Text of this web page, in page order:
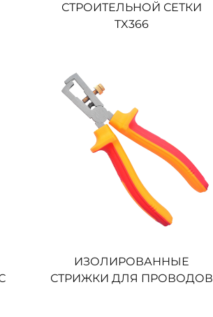
СТРОИТЕЛЬНОЙ СЕТКИ
TX366
ИЗОЛИРОВАННЫЕ
СТРИЖКИ ДЛЯ ПРОВОДОВ